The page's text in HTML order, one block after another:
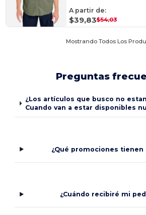
A partir de:
$39,83$54,03
Mostrando Todos Los
Preguntas
¿Los artículos que busco no
Cuando van a estar disponibles
¿Qué promociones tienen
¿Cuándo recibiré mi